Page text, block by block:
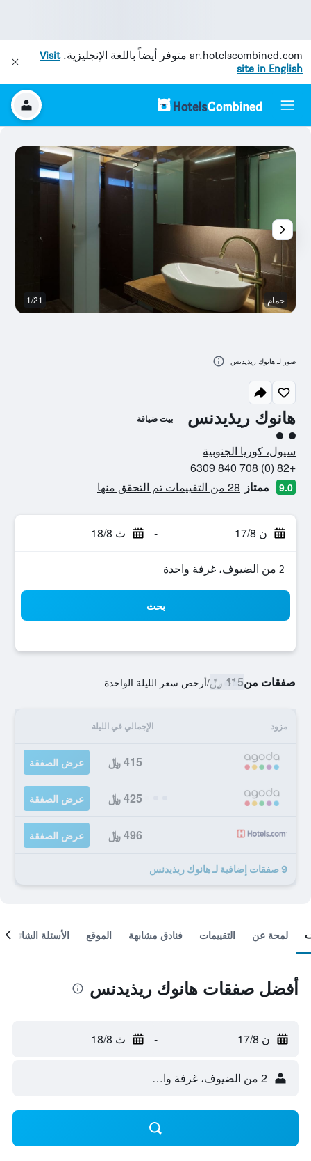
ar.hotelscombined.com متوفر أيضاً باللغة الإنجليزية.Visit
site in English
هانوك ريذيدنس بيت ضيافة
تقييم فئة 2
سيول، كوريا الجنوبية
+82 (0) 708 840 6309
9.0 ممتاز 28 من التقييمات تم التحقق منها
ن 17/8 - ث 18/8
2 من الضيوف، غرفة واحدة
بحث
صفقات من415 ﷼ /أرخص سعر الليلة الواحدة
مزود الإجمالي في الليلة
415 ﷼ عرض الصفقة
425 ﷼ عرض الصفقة
496 ﷼ عرض الصفقة
9 صفقات إضافية لـ هانوك ريذيدنس
حمام 1/21
صور لـ هانوك ريذيدنس
لمحة عن التقييمات فنادق مشابهة الموقع الأسئلة الشائعة
أفضل صفقات هانوك ريذيدنس
ن 17/8 - ث 18/8
2 من الضيوف، غرفة واحدة